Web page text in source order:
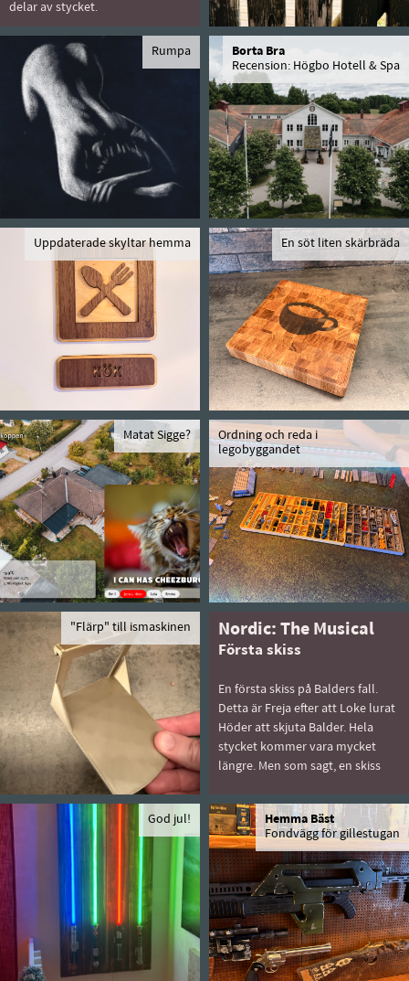
delar av stycket.
Rumpa
Borta Bra
Recension: Högbo Hotell & Spa
Uppdaterade skyltar hemma En söt liten skärbräda
Matat Sigge?
Ordning och reda i
legobyggandet
"Flärp" till ismaskinen Nordic: The Musical
Första skiss
En första skiss på Balders fall.
Detta är Freja efter att Loke lurat
Höder att skjuta Balder. Hela
stycket kommer vara mycket
längre. Men som sagt, en skiss
God jul!
Hemma Bäst
Fondvägg för gillestugan